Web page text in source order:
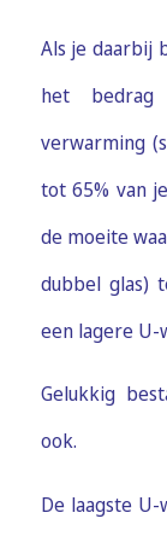
Als je daarbij
het
verwarming
tot 65% van
de moeite
dubbel glas)
een lagere U-
Gelukkig
ook.
De laagste